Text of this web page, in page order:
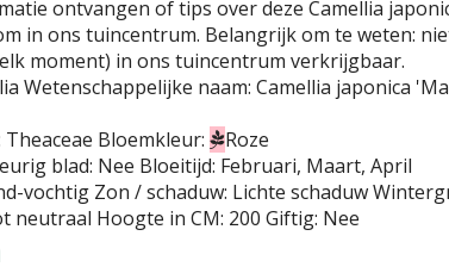
ontvangen of tips over deze Camellia
in ons tuincentrum. Belangrijk om te weten:
moment) in ons tuincentrum verkrijgbaar.
Wetenschappelijke naam: Camellia japonica
Theaceae Bloemkleur:
Roze
blad: Nee Bloeitijd: Februari, Maart, April
vochtig Zon / schaduw: Lichte schaduw
neutraal Hoogte in CM: 200 Giftig: Nee